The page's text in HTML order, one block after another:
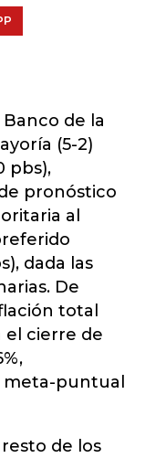
de la
(5-2)
pbs),
pronóstico
al
dada las
De
total
el cierre de
puntual
de los